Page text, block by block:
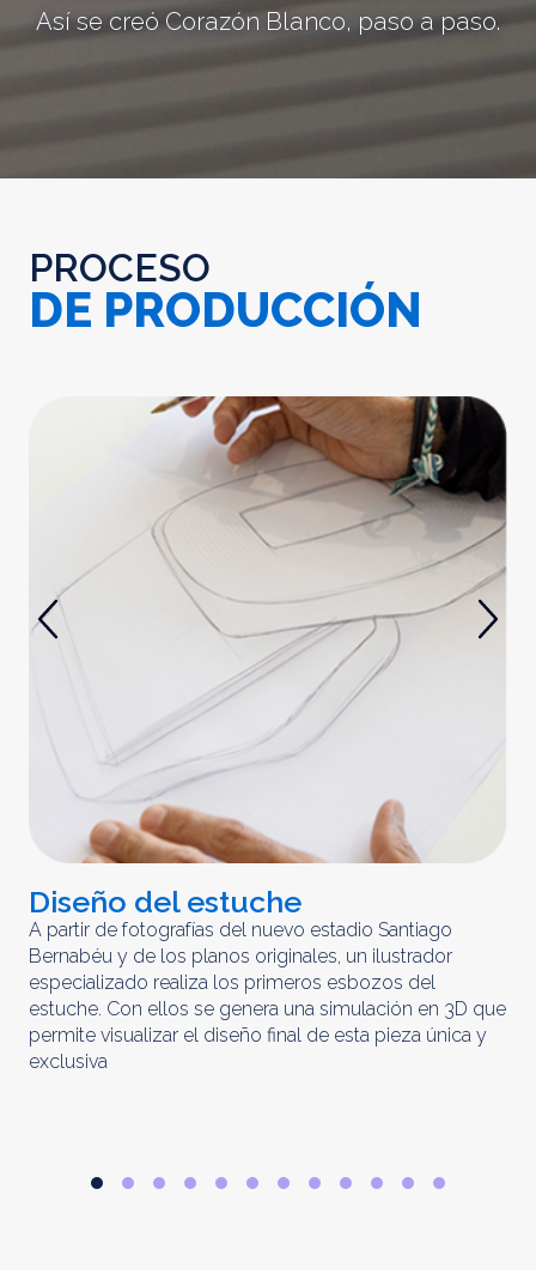
Así se creó Corazón Blanco, paso a paso.
PROCESO
DE PRODUCCIÓN
Diseño del estuche
A partir de fotografías del nuevo estadio Santiago
Bernabéu y de los planos originales, un ilustrador
especializado realiza los primeros esbozos del
estuche. Con ellos se genera una simulación en 3D que
permite visualizar el diseño final de esta pieza única y
exclusiva